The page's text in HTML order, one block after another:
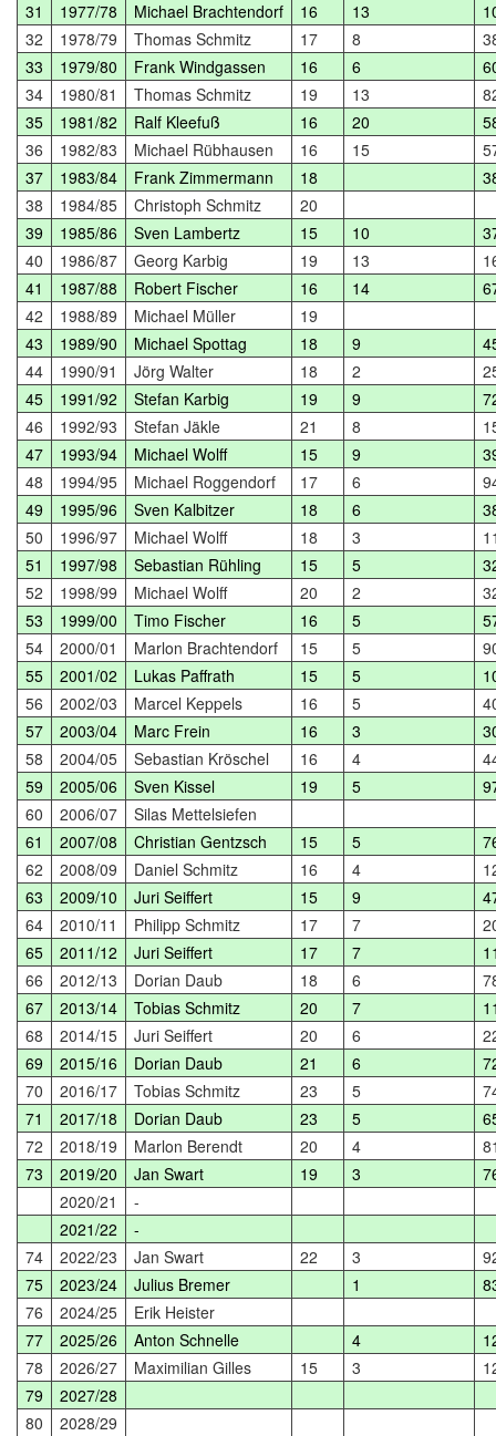
31
1977/78 Michael Brachtendorf 16 13
32
1978/79 Thomas Schmitz 17 8
33
1979/80 Frank Windgassen 16 6
34
1980/81 Thomas Schmitz 19 13
35
1981/82 Ralf Kleefuß 16 20
36
1982/83 Michael Rübhausen 16 15
37
1983/84 Frank Zimmermann 18
38
1984/85 Christoph Schmitz
20
39
1985/86 Sven Lambertz 15 10
40
1986/87 Georg Karbig 19 13
41
1987/88 Robert Fischer 16 14
42
1988/89 Michael Müller
19
43
1989/90 Michael Spottag 18 9
44
1990/91 Jörg Walter 18 2
45
1991/92 Stefan Karbig 19 9
46
1992/93 Stefan Jäkle 21 8
47
1993/94 Michael Wolff 15 9
48
1994/95 Michael Roggendorf 17 6
49
1995/96 Sven Kalbitzer 18 6
50
1996/97 Michael Wolff 18 3
51
1997/98 Sebastian Rühling 15 5
52
1998/99 Michael Wolff 20 2
53
1999/00 Timo Fischer 16 5
54
2000/01 Marlon Brachtendorf 15 5
55
2001/02 Lukas Paffrath 15 5
56
2002/03 Marcel Keppels 16 5
57
2003/04 Marc Frein 16 3
58
2004/05 Sebastian Kröschel 16 4
59
2005/06 Sven Kissel 19 5
60
2006/07
Silas Mettelsiefen
61
2007/08 Christian Gentzsch 15 5
62
2008/09 Daniel Schmitz 16 4
63
2009/10 Juri Seiffert 15 9
64
2010/11 Philipp Schmitz 17 7
65
2011/12 Juri Seiffert 17 7
66
2012/13 Dorian Daub 18 6
67
2013/14 Tobias Schmitz 20 7
68
2014/15 Juri Seiffert 20 6
69
2015/16 Dorian Daub 21 6
70
2016/17 Tobias Schmitz 23 5
71
2017/18 Dorian Daub 23 5
72
2018/19 Marlon Berendt 20 4
73
2019/20 Jan Swart 19 3
2020/21
-
2021/22
-
74
2022/23 Jan Swart 22 3
75
2023/24 Julius Bremer 1
76
2024/25
Erik Heister
77
2025/26 Anton Schnelle 4
78
2026/27 Maximilian Gilles 15 3
79
2027/28
80
2028/29